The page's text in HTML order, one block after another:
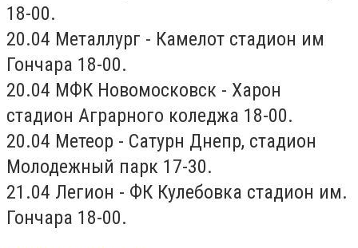
18-00.
20.04 Металлург - Камелот стадион им
Гончара 18-00.
20.04 МФК Новомосковск - Харон
стадион Аграрного коледжа 18-00.
20.04 Метеор - Сатурн Днепр, стадион
Молодежный парк 17-30.
21.04 Легион - ФК Кулебовка стадион им.
Гончара 18-00.